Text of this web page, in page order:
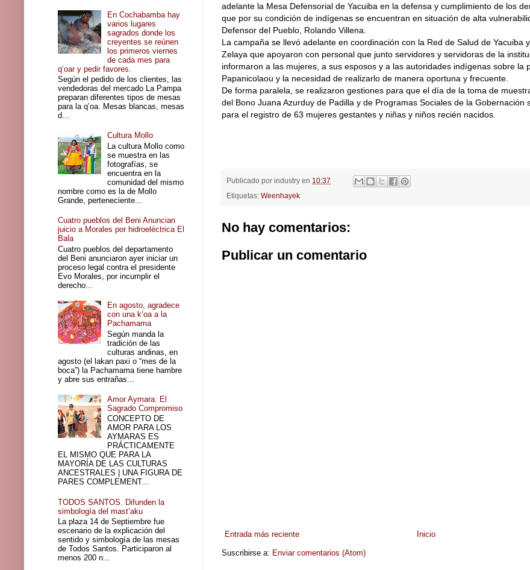
adelante la Mesa Defensorial de Yacuiba en la defensa y cumplimiento de los
que por su condición de indígenas se encuentran en situación de alta
Defensor del Pueblo, Rolando Villena.
La campaña se llevó adelante en coordinación con la Red de Salud de Yacuiba
Zelaya que apoyaron con personal que junto servidores y servidoras de la
informaron a las mujeres, a sus esposos y a las autoridades indígenas sobre la
Papanicolaou y la necesidad de realizarlo de manera oportuna y frecuente.
De forma paralela, se realizaron gestiones para que el día de la toma de
del Bono Juana Azurduy de Padilla y de Programas Sociales de la Gobernación
para el registro de 63 mujeres gestantes y niñas y niños recién nacidos.
Publicado por industry en 10:37
Etiquetas: Weenhayek
No hay comentarios:
Publicar un comentario
Entrada más reciente Inicio
Suscribirse a: Enviar comentarios (Atom)
En Cochabamba hay
varios lugares
sagrados donde los
creyentes se reúnen
los primeros viernes
de cada mes para
q’oar y pedir favores.
Según el pedido de los clientes, las
vendedoras del mercado La Pampa
preparan diferentes tipos de mesas
para la q’oa. Mesas blancas, mesas
d...
Cultura Mollo
La cultura Mollo como
se muestra en las
fotografías, se
encuentra en la
comunidad del mismo
nombre como es la de Mollo
Grande, perteneciente...
Cuatro pueblos del Beni Anuncian
juicio a Morales por hidroeléctrica El
Bala
Cuatro pueblos del departamento
del Beni anunciaron ayer iniciar un
proceso legal contra el presidente
Evo Morales, por incumplir el
derecho...
En agosto, agradece
con una k’oa a la
Pachamama
Según manda la
tradición de las
culturas andinas, en
agosto (el lakan paxi o “mes de la
boca”) la Pachamama tiene hambre
y abre sus entrañas...
Amor Aymara: El
Sagrado Compromiso
CONCEPTO DE
AMOR PARA LOS
AYMARAS ES
PRÁCTICAMENTE
EL MISMO QUE PARA LA
MAYORÍA DE LAS CULTURAS
ANCESTRALES | UNA FIGURA DE
PARES COMPLEMENT...
TODOS SANTOS. Difunden la
simbología del mast’aku
La plaza 14 de Septiembre fue
escenario de la explicación del
sentido y simbología de las mesas
de Todos Santos. Participaron al
menos 200 n...